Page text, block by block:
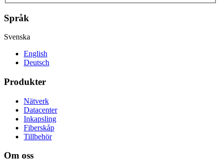
Språk
Svenska
English
Deutsch
Produkter
Nätverk
Datacenter
Inkapsling
Fiberskåp
Tillbehör
Om oss